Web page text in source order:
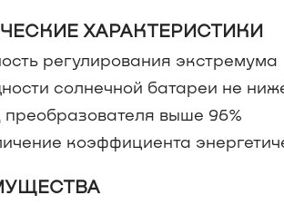
ХАРАКТЕРИСТИКИ
регулирования экстремума
солнечной батареи не
выше 96%
коэффициента